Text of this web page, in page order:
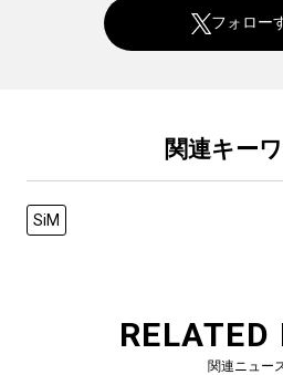
フォロー
関連キー
SiM
RELATED
関連ニュー